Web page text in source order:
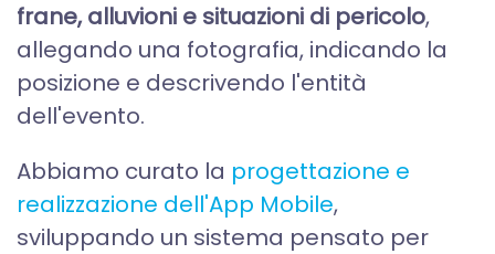
frane, alluvioni e situazioni di pericolo,
allegando una fotografia, indicando la
posizione e descrivendo l'entità
dell'evento.
Abbiamo curato la progettazione e
realizzazione dell'App Mobile,
sviluppando un sistema pensato per